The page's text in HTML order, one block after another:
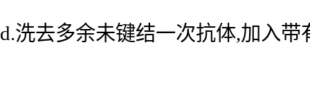
d.洗去多余未键结一次抗体,加入